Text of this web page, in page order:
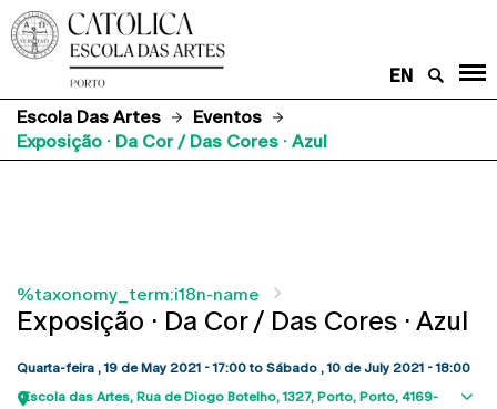
EN
Escola Das Artes
Eventos
Exposição · Da Cor / Das Cores · Azul
%taxonomy_term:i18n-name
Exposição · Da Cor / Das Cores · Azul
Quarta-feira , 19 de May 2021 - 17:00to Sábado , 10 de July 2021 - 18:00
Escola das Artes Rua de Diogo Botelho, 1327 Porto Porto 4169-